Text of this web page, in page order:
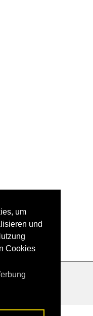
|Kontakt
um
und
Cookies